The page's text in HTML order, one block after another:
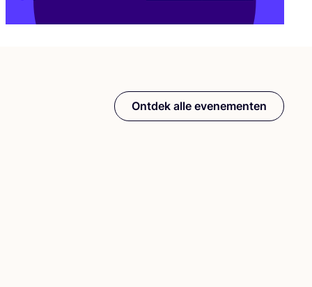
Ontdek alle evenementen